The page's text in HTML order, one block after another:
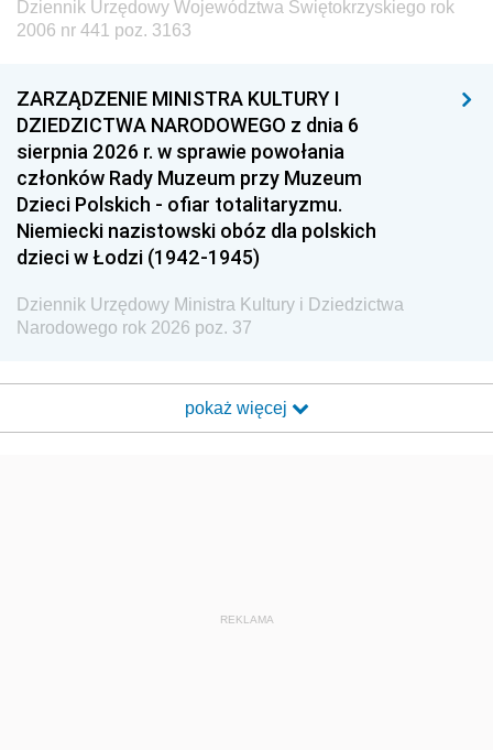
Dziennik Urzędowy Województwa Świętokrzyskiego rok
2006 nr 441 poz. 3163
ZARZĄDZENIE MINISTRA KULTURY I
DZIEDZICTWA NARODOWEGO z dnia 6
sierpnia 2026 r. w sprawie powołania
członków Rady Muzeum przy Muzeum
Dzieci Polskich - ofiar totalitaryzmu.
Niemiecki nazistowski obóz dla polskich
dzieci w Łodzi (1942-1945)
Dziennik Urzędowy Ministra Kultury i Dziedzictwa
Narodowego rok 2026 poz. 37
pokaż więcej
REKLAMA